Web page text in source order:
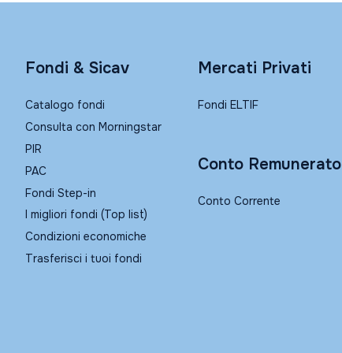
Fondi & Sicav
Catalogo fondi
Consulta con Morningstar
PIR
PAC
Fondi Step-in
I migliori fondi (Top list)
Condizioni economiche
Trasferisci i tuoi fondi
Mercati Privati
Fondi ELTIF
Conto Remunerato
Conto Corrente